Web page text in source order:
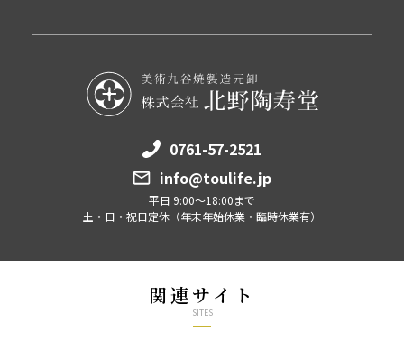
0761-57-2521
info@toulife.jp
平日 9:00～18:00まで
土・日・祝日定休（年末年始休業・臨時休業有）
関連サイト
SITES